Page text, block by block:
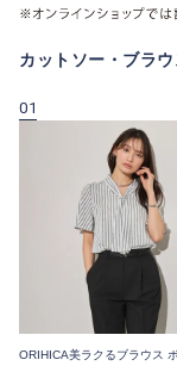
カットソー・ブラ
01
ORIHICA美ラクるブラウス